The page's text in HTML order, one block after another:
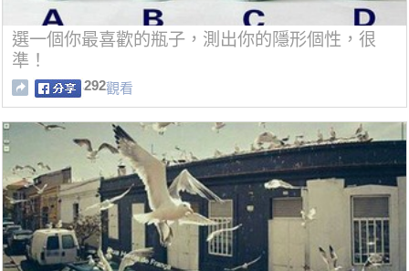
選一個你最喜歡的瓶子，測出你的隱形個性，很
準！
292觀看